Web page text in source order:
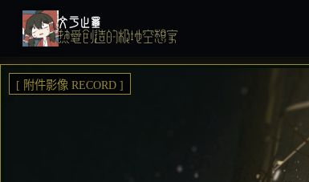
文于止墨
热爱创造的极地空想家
[ 附件影像 RECORD ]